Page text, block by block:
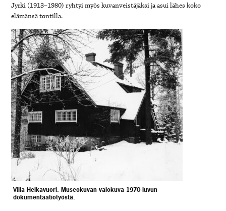
Jyrki (1913–1980) ryhtyi myös kuvanveistäjäksi ja asui lähes koko
elämänsä tontilla.
Villa Helkavuori. Museokuvan valokuva 1970-luvun
dokumentaatiotyöstä.